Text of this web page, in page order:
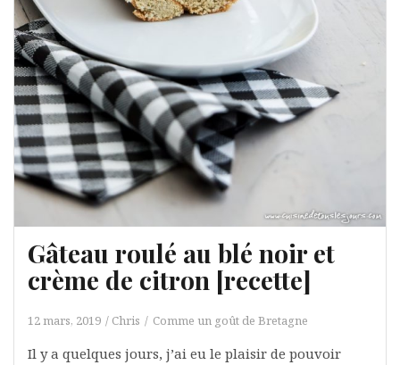
Gâteau roulé au blé noir et
crème de citron [recette]
12 mars, 2019 Chris Comme un goût de Bretagne
Il y a quelques jours, j’ai eu le plaisir de pouvoir